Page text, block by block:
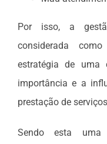
Por isso, a
considerada
estratégia de uma
importância e a
prestação de
Sendo esta